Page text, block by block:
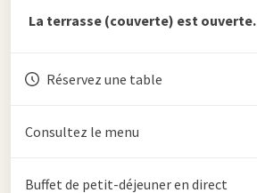
La terrasse (couverte) est ouverte.
Réservez une table
Consultez le menu
Buffet de petit-déjeuner en direct